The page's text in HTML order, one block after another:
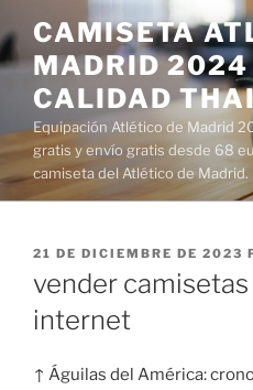
al
contenido
CAMISETA
MADRID
CALIDAD
Equipación Atlético de Madrid
gratis y envío gratis desde 68
camiseta del Atlético de Madrid.
PUBLICADO
21 DE DICIEMBRE DE 2023
vender
internet
↑ Águilas del América: